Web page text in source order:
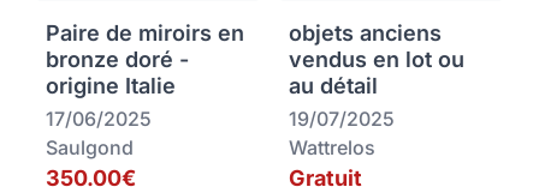
Paire de miroirs en
bronze doré -
origine Italie
17/06/2025
Saulgond
350.00€
objets anciens
vendus en lot ou
au détail
19/07/2025
Wattrelos
Gratuit